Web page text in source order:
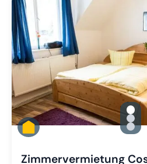
Zu
Zu
Zu
Zimmervermietung